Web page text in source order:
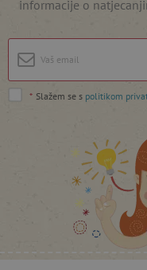
informacije o
* Slažem se s politikom
PHPSESSID